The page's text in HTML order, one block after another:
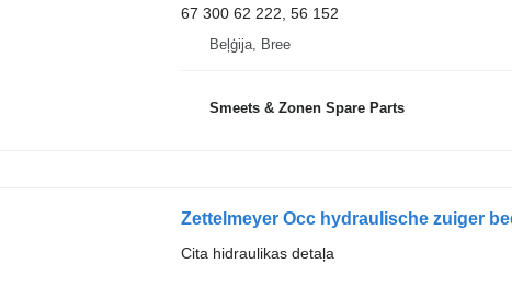
67 300 62 222, 56 152
Beļģija, Bree
Smeets & Zonen Spare Parts
Cita hidraulikas detaļa